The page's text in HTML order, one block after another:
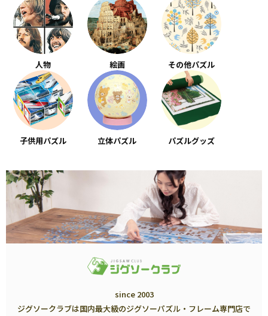
人物 絵画 その他パズル
子供用パズル 立体パズル パズルグッズ
since 2003
ジグソークラブは国内最大級のジグソーパズル・フレーム専門店で